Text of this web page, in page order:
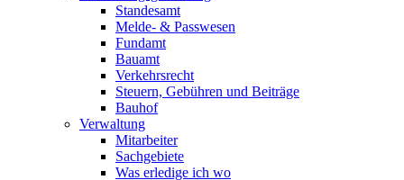
Standesamt
Melde- & Passwesen
Fundamt
Bauamt
Verkehrsrecht
Steuern, Gebühren und Beiträge
Bauhof
Verwaltung
Mitarbeiter
Sachgebiete
Was erledige ich wo